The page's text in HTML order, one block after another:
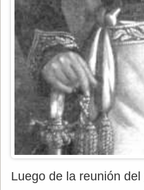
Luego de la reunión del